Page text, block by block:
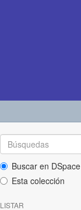
Buscar en DSpace
Esta colección
LISTAR